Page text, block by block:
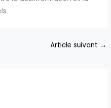
Article suivant →